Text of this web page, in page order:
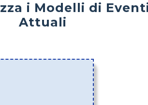
i Modelli di
Attuali